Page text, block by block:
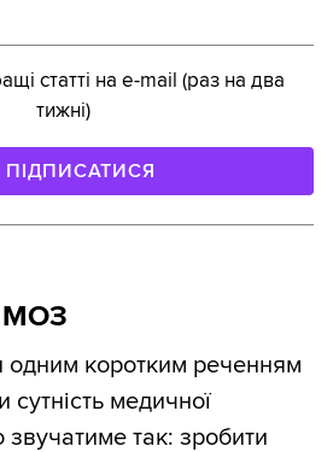
статті на e-mail (раз на два
тижні)
ПІДПИСАТИСЯ
МОЗ
одним коротким реченням
сутність медичної
так: зробити